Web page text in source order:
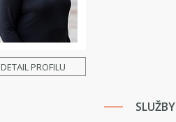
DETAIL PROFILU
SLUŽBY